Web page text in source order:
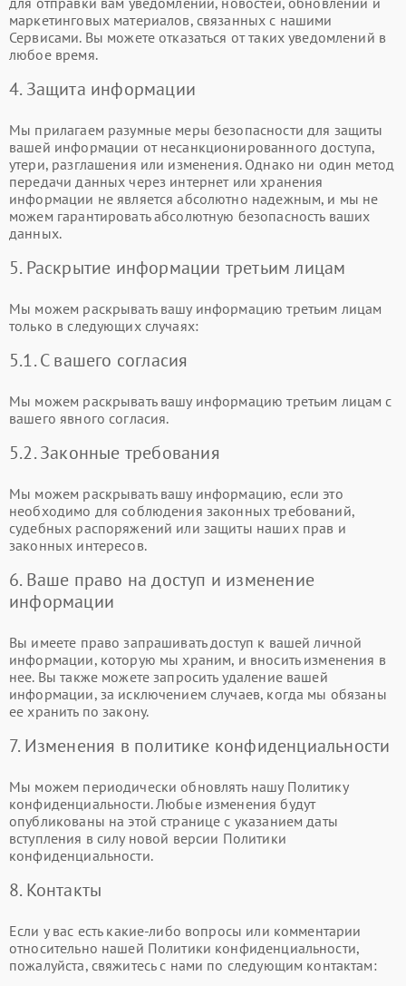
маркетинговых материалов, связанных с нашими
Сервисами. Вы можете отказаться от таких уведомлений в
любое время.
4. Защита информации
Мы прилагаем разумные меры безопасности для защиты
вашей информации от несанкционированного доступа,
утери, разглашения или изменения. Однако ни один метод
передачи данных через интернет или хранения
информации не является абсолютно надежным, и мы не
можем гарантировать абсолютную безопасность ваших
данных.
5. Раскрытие информации третьим лицам
Мы можем раскрывать вашу информацию третьим лицам
только в следующих случаях:
5.1. С вашего согласия
Мы можем раскрывать вашу информацию третьим лицам с
вашего явного согласия.
5.2. Законные требования
Мы можем раскрывать вашу информацию, если это
необходимо для соблюдения законных требований,
судебных распоряжений или защиты наших прав и
законных интересов.
6. Ваше право на доступ и изменение
информации
Вы имеете право запрашивать доступ к вашей личной
информации, которую мы храним, и вносить изменения в
нее. Вы также можете запросить удаление вашей
информации, за исключением случаев, когда мы обязаны
ее хранить по закону.
7. Изменения в политике конфиденциальности
Мы можем периодически обновлять нашу Политику
конфиденциальности. Любые изменения будут
опубликованы на этой странице с указанием даты
вступления в силу новой версии Политики
конфиденциальности.
8. Контакты
Если у вас есть какие-либо вопросы или комментарии
относительно нашей Политики конфиденциальности,
пожалуйста, свяжитесь с нами по следующим контактам: